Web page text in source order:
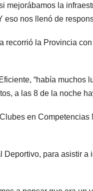
mejorábamos la
eso nos llenó de
recorrió la Provincia
“había muchos
a las 8 de la noche
en
Deportivo, para asistir